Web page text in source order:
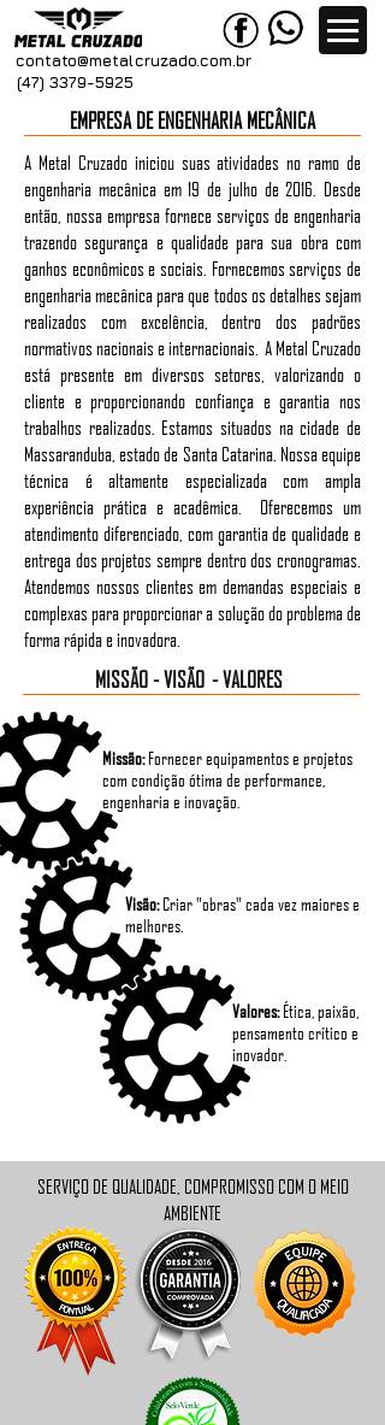
contato@metalcruzado.com.br
(47) 3379-5925
EMPRESA DE ENGENHARIA MECÂNICA
A Metal Cruzado iniciou suas atividades no ramo de
engenharia mecânica em 19 de julho de 2016. Desde
então, nossa empresa fornece serviços de engenharia
trazendo segurança e qualidade para sua obra com
ganhos econômicos e sociais. Fornecemos serviços de
engenharia mecânica para que todos os detalhes sejam
realizados com excelência, dentro dos padrões
normativos nacionais e internacionais. A Metal Cruzado
está presente em diversos setores, valorizando o
cliente e proporcionando confiança e garantia nos
trabalhos realizados. Estamos situados na cidade de
Massaranduba, estado de Santa Catarina. Nossa equipe
técnica é altamente especializada com ampla
experiência prática e acadêmica. Oferecemos um
atendimento diferenciado, com garantia de qualidade e
entrega dos projetos sempre dentro dos cronogramas.
Atendemos nossos clientes em demandas especiais e
complexas para proporcionar a solução do problema de
forma rápida e inovadora.
MISSÃO - VISÃO - VALORES
Missão:Fornecer equipamentos e projetos
com condição ótima de performance,
engenharia e inovação.
Visão:Criar "obras" cada vez maiores e
melhores.
Valores:Ética, paixão,
pensamento crítico e
inovador.
SERVIÇO DE QUALIDADE, COMPROMISSO COM O MEIO
AMBIENTE